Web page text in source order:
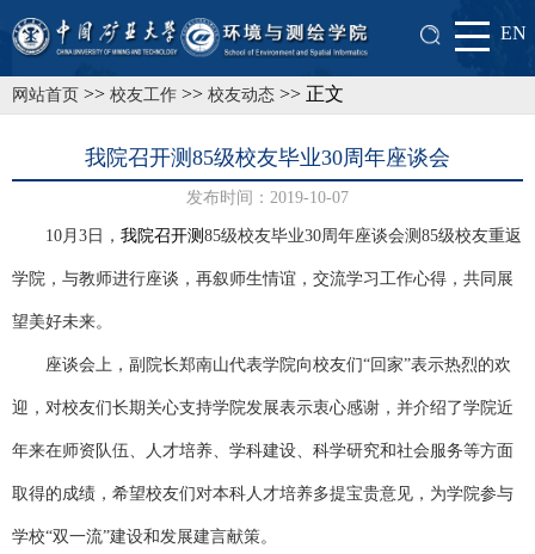
EN
网站首页 >> 校友工作 >> 校友动态 >> 正文
我院召开测85级校友毕业30周年座谈会
发布时间：2019-10-07
10 月 3 日， 我院召开测 85级校友毕业30 周年座谈会测 85级校友重返
学院，与教师进行座谈，再叙师生情谊，交流学习工作心得，共同展
望美好未来。
座谈会上，副院长郑南山代表学院向校友们“回家”表示热烈的欢
迎，对校友们长期关心支持学院发展表示衷心感谢，并介绍了学院近
年来在师资队伍、人才培养、学科建设、科学研究和社会服务等方面
取得的成绩，希望校友们对本科人才培养多提宝贵意见，为学院参与
学校“双一流”建设和发展建言献策。